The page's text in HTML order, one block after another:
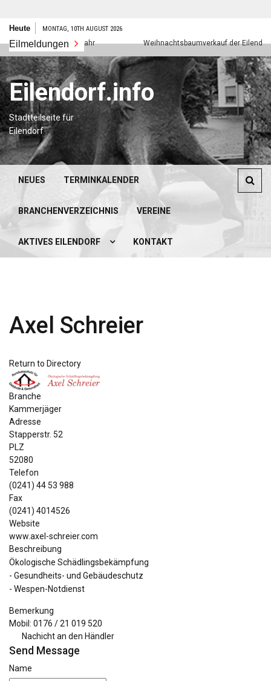
Zum
springen
Heute MONTAG, 10TH AUGUST 2026
Eilmeldungen
Frohes neues Jahr Weihnachtsbaumverkauf der Eilendorfer
Eilendorf.info
Stadtteilseite für
Eilendorf
NEUES TERMINKALENDER
BRANCHENVERZEICHNIS VEREINE
AKTIVES EILENDORF KONTAKT
Axel Schreier
Return to Directory
Branche
Kammerjäger
Adresse
Stapperstr. 52
PLZ
52080
Telefon
(0241) 44 53 988
Fax
(0241) 4014526
Website
www.axel-schreier.com
Beschreibung
Ökologische Schädlingsbekämpfung
- Gesundheits- und Gebäudeschutz
- Wespen-Notdienst
Bemerkung
Mobil: 0176 / 21 019 520
Nachicht an den Händler
Send Message
Name